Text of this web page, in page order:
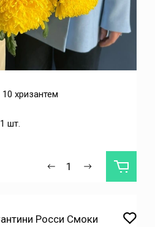
10 хризантем
1 шт.
Росси Смоки